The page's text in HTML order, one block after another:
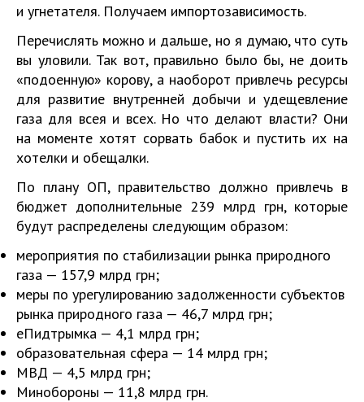
и угнетателя. Получаем импортозависимость.
Перечислять можно и дальше, но я думаю, что суть
вы уловили. Так вот, правильно было бы, не доить
«подоенную» корову, а наоборот привлечь ресурсы
для развитие внутренней добычи и удещевление
газа для всея и всех. Но что делают власти? Они
на моменте хотят сорвать бабок и пустить их на
хотелки и обещалки.
По плану ОП, правительство должно привлечь в
бюджет дополнительные 239 млрд грн, которые
будут распределены следующим образом:
мероприятия по стабилизации рынка природного
газа — 157,9 млрд грн;
меры по урегулированию задолженности субъектов
рынка природного газа — 46,7 млрд грн;
еПидтрымка — 4,1 млрд грн;
образовательная сфера — 14 млрд грн;
МВД — 4,5 млрд грн;
Минобороны — 11,8 млрд грн.